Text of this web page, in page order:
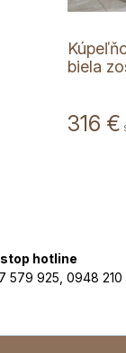
biela
316 €
hotline
579 925, 0948 210